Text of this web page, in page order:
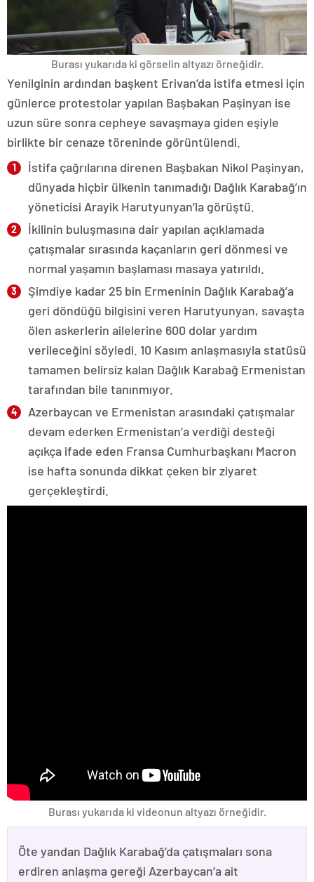
Burası yukarıda ki görselin altyazı örneğidir.
Yenilginin ardından başkent Erivan’da istifa etmesi için
günlerce protestolar yapılan Başbakan Paşinyan ise
uzun süre sonra cepheye savaşmaya giden eşiyle
birlikte bir cenaze töreninde görüntülendi.
İstifa çağrılarına direnen Başbakan Nikol Paşinyan,
dünyada hiçbir ülkenin tanımadığı Dağlık Karabağ’ın
yöneticisi Arayik Harutyunyan’la görüştü.
İkilinin buluşmasına dair yapılan açıklamada
çatışmalar sırasında kaçanların geri dönmesi ve
normal yaşamın başlaması masaya yatırıldı.
Şimdiye kadar 25 bin Ermeninin Dağlık Karabağ’a
geri döndüğü bilgisini veren Harutyunyan, savaşta
ölen askerlerin ailelerine 600 dolar yardım
verileceğini söyledi. 10 Kasım anlaşmasıyla statüsü
tamamen belirsiz kalan Dağlık Karabağ Ermenistan
tarafından bile tanınmıyor.
Azerbaycan ve Ermenistan arasındaki çatışmalar
devam ederken Ermenistan’a verdiği desteği
açıkça ifade eden Fransa Cumhurbaşkanı Macron
ise hafta sonunda dikkat çeken bir ziyaret
gerçekleştirdi.
Burası yukarıda ki videonun altyazı örneğidir.
Öte yandan Dağlık Karabağ’da çatışmaları sona
erdiren anlaşma gereği Azerbaycan’a ait